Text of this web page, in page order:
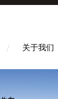
关于我们